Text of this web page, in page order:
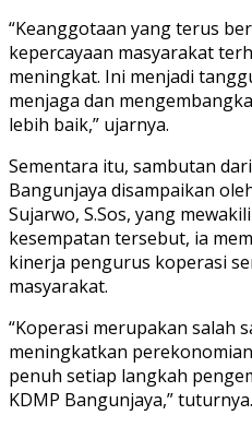
“Keanggotaan yang terus
kepercayaan masyarakat
meningkat. Ini menjadi
menjaga dan
lebih baik,” ujarnya.
Sementara itu, sambutan
Bangunjaya disampaikan
Sujarwo, S.Sos, yang
kesempatan tersebut, ia
kinerja pengurus koperasi
masyarakat.
“Koperasi merupakan salah
meningkatkan
penuh setiap langkah
KDMP Bangunjaya,” tuturnya.